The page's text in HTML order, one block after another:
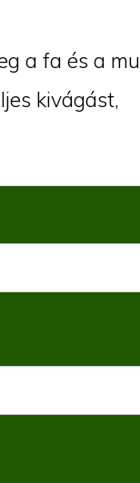
a fa és a
kivágást,